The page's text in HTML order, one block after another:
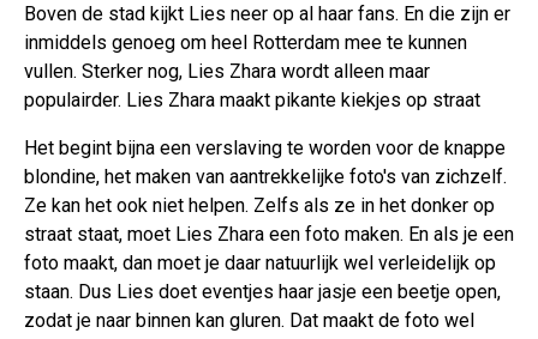
Boven de stad kijkt Lies neer op al haar fans. En die zijn er
inmiddels genoeg om heel Rotterdam mee te kunnen
vullen. Sterker nog, Lies Zhara wordt alleen maar
populairder. Lies Zhara maakt pikante kiekjes op straat
Het begint bijna een verslaving te worden voor de knappe
blondine, het maken van aantrekkelijke foto's van zichzelf.
Ze kan het ook niet helpen. Zelfs als ze in het donker op
straat staat, moet Lies Zhara een foto maken. En als je een
foto maakt, dan moet je daar natuurlijk wel verleidelijk op
staan. Dus Lies doet eventjes haar jasje een beetje open,
zodat je naar binnen kan gluren. Dat maakt de foto wel